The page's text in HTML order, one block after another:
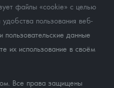
файлы «cookie» с целью
пользования веб-
пользовательские данные
их использование в своём
Все права защищены